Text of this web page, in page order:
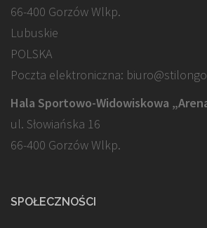
66-400 Gorzów Wlkp.
Lubuskie
POLSKA
Poczta elektroniczna:
Hala Sportowo-Widowiskowa
ul. Słowiańska 16
66-400 Gorzów Wlkp.
SPOŁECZNOŚCI